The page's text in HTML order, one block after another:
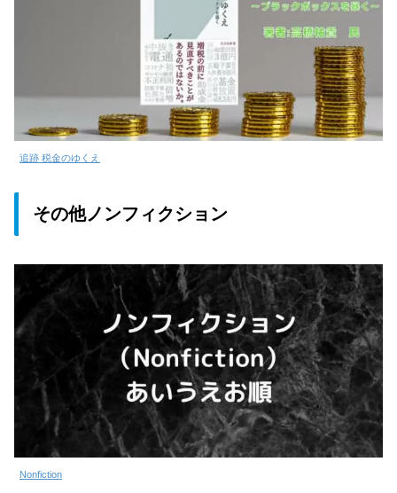
追跡 税金のゆくえ
その他ノンフィクション
Nonfiction